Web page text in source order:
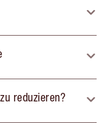
reduzieren?